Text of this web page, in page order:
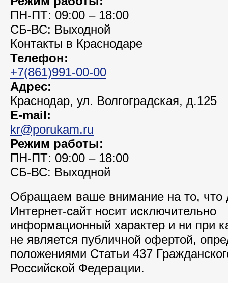
ПН-ПТ: 09:00 – 18:00
СБ-ВС: Выходной
Контакты в Краснодаре
Телефон:
+7(861)991-00-00
Адрес:
Краснодар, ул. Волгоградская, д.125
E-mail:
kr@porukam.ru
Режим работы:
ПН-ПТ: 09:00 – 18:00
СБ-ВС: Выходной
Обращаем ваше внимание на то, что
Интернет-сайт носит исключительно
информационный характер и ни при
не является публичной офертой,
положениями Статьи 437
Российской Федерации.